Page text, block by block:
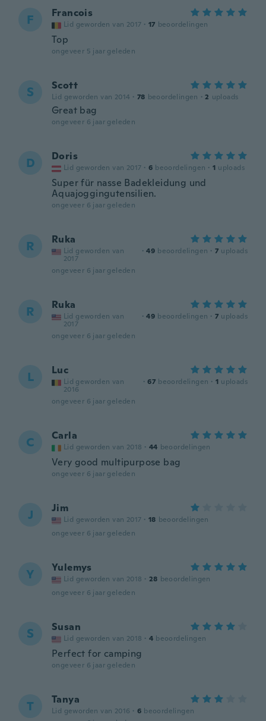
F Francois
Lid geworden van 2017 · 17 beoordelingen
Top
ongeveer 5 jaar geleden
S Scott
Lid geworden van 2014 · 78 beoordelingen · 2 uploads
Great bag
ongeveer 6 jaar geleden
D Doris
Lid geworden van 2017 · 6 beoordelingen · 1 uploads
Super für nasse Badekleidung und
Aquajoggingutensilien.
ongeveer 6 jaar geleden
R Ruka
Lid geworden van
2017
· 49 beoordelingen · 7 uploads
ongeveer 6 jaar geleden
R Ruka
Lid geworden van
2017
· 49 beoordelingen · 7 uploads
ongeveer 6 jaar geleden
L Luc
Lid geworden van
2016
· 67 beoordelingen · 1 uploads
ongeveer 6 jaar geleden
C Carla
Lid geworden van 2018 · 44 beoordelingen
Very good multipurpose bag
ongeveer 6 jaar geleden
J Jim
Lid geworden van 2017 · 18 beoordelingen
ongeveer 6 jaar geleden
Y Yulemys
Lid geworden van 2018 · 28 beoordelingen
ongeveer 6 jaar geleden
S Susan
Lid geworden van 2018 · 4 beoordelingen
Perfect for camping
ongeveer 6 jaar geleden
T Tanya
Lid geworden van 2016 · 6 beoordelingen